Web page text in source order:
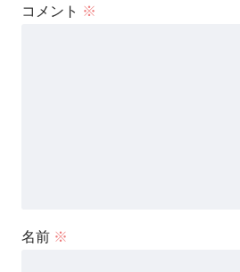
コメント ※
名前 ※